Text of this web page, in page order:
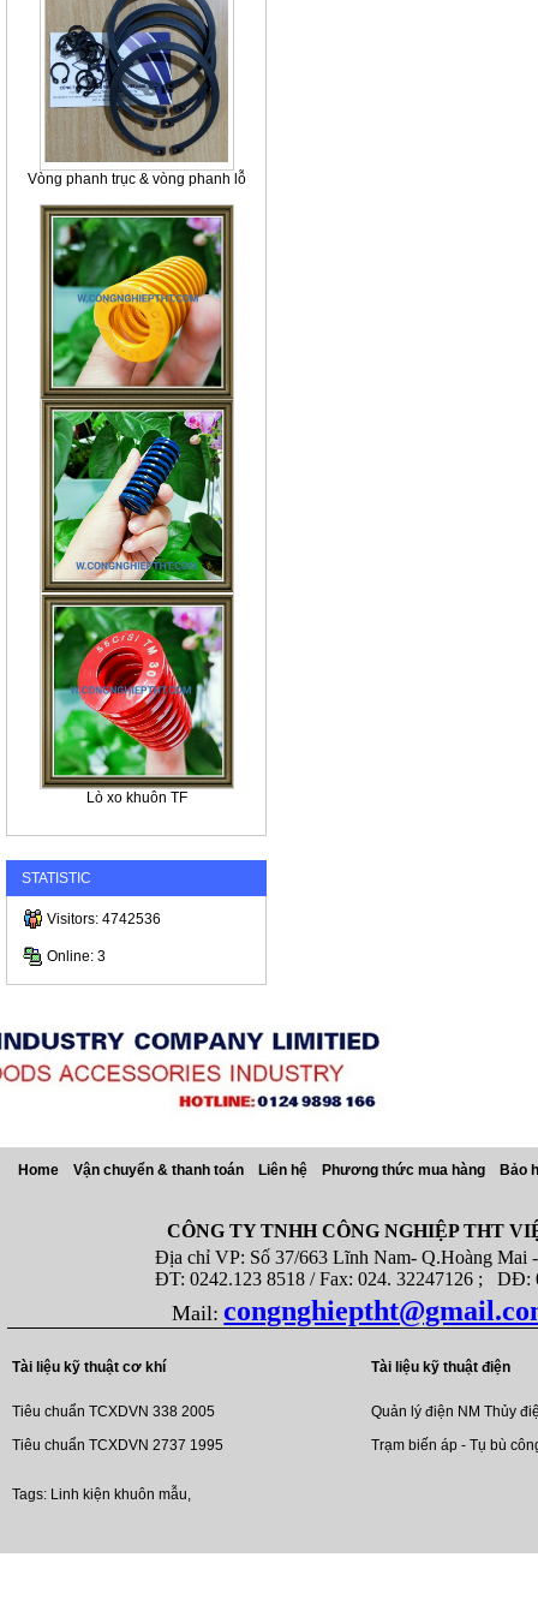
Vòng phanh trục & vòng phanh lỗ
Lò xo khuôn TF
STATISTIC
Visitors: 4742536
Online: 3
Home Vận chuyển & thanh toán Liên hệ Phương thức mua hàng Bảo
CÔNG TY TNHH CÔNG NGHIỆP THT
Địa chỉ VP: Số 37/663 Lĩnh Nam- Q.Hoàng Mai -
ĐT: 0242.123 8518 / Fax: 024. 32247126 ; DĐ:
Mail:
Tài liệu kỹ thuật cơ khí
Tiêu chuẩn TCXDVN 338 2005
Tiêu chuẩn TCXDVN 2737 1995
Tài liệu kỹ thuật điện
Quản lý điện NM Thủy
Trạm biến áp - Tụ bù
Tags: Linh kiện khuôn mẫu,